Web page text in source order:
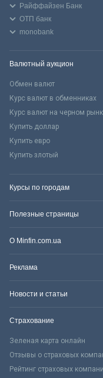
Райффайзен Банк
ОТП банк
monobank
Валютный аукцион
Обмен валют
Курс валют в обменниках
Курс валют на черном
Купить доллар
Купить евро
Купить злотый
Курсы по городам
Полезные страницы
О Minfin.com.ua
Реклама
Новости и статьи
Страхование
Зеленая карта онлайн
Отзывы о страховых
Рейтинг страховых